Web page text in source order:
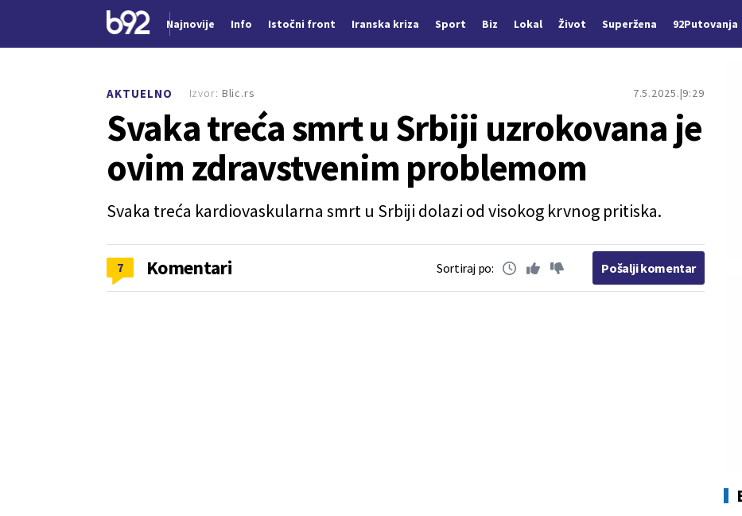
Najnovije Info Istočni front Iranska kriza Sport Biz Lokal Život Superžena 92Putovanja
AKTUELNO 7.5.2025. 9:29
Svaka treća smrt u Srbiji uzrokovana je
ovim zdravstvenim problemom
Svaka treća kardiovaskularna smrt u Srbiji dolazi od visokog krvnog pritiska.
Izvor: Blic.rs
7 Komentari Sortiraj po: Pošalji komentar